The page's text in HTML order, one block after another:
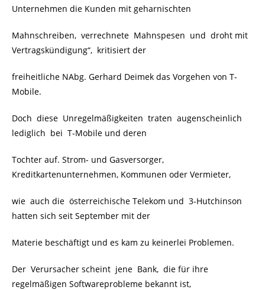
Unternehmen die Kunden mit geharnischten
Mahnschreiben, verrechnete Mahnspesen und droht mit
Vertragskündigung“, kritisiert der
freiheitliche NAbg. Gerhard Deimek das Vorgehen von T-
Mobile.
Doch diese Unregelmäßigkeiten traten augenscheinlich
lediglich bei T-Mobile und deren
Tochter auf. Strom- und Gasversorger,
Kreditkartenunternehmen, Kommunen oder Vermieter,
wie auch die österreichische Telekom und 3-Hutchinson
hatten sich seit September mit der
Materie beschäftigt und es kam zu keinerlei Problemen.
Der Verursacher scheint jene Bank, die für ihre
regelmäßigen Softwareprobleme bekannt ist,